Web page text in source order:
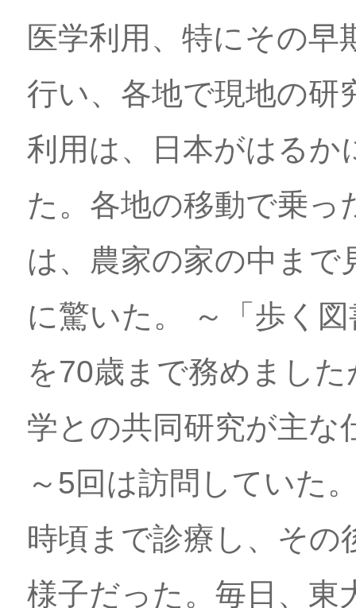
医学利用、特にその
行い、各地で現地の研
利用は、日本がはるか
た。各地の移動で乗
は、農家の家の中まで
に驚いた。 ～「歩く
を70歳まで務めまし
学との共同研究が主な
～5回は訪問していた
時頃まで診療し、そ
様子だった。毎日、東